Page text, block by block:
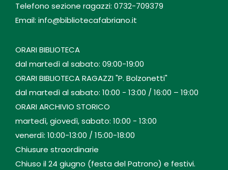
Telefono sezione ragazzi: 0732-709379
Email: info@bibliotecafabriano.it
ORARI BIBLIOTECA
dal martedì al sabato: 09:00-19:00
ORARI BIBLIOTECA RAGAZZI "P. Bolzonetti"
dal martedì al sabato: 10:00 - 13:00 / 16:00 – 19:00
ORARI ARCHIVIO STORICO
martedì, giovedì, sabato: 10:00 - 13:00
venerdì: 10:00-13:00 / 15:00-18:00
Chiusure straordinarie
Chiuso il 24 giugno (festa del Patrono) e festivi.